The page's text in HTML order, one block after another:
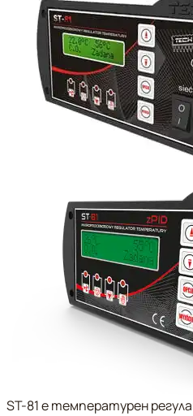
ST-81 е температурен